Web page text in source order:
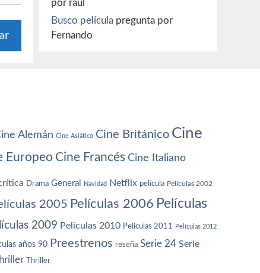
por raul
Busco película pregunta por
Fernando
Alemán Cine Asiático Cine Británico Cine
Europeo Cine Francés Cine Italiano
Drama General Navidad Netflix película Películas 2002
2005 Películas 2006 Películas
2009 Películas 2010 Películas 2011 Películas 2012
años 90 Preestrenos reseña Serie 24 Serie
Thriller